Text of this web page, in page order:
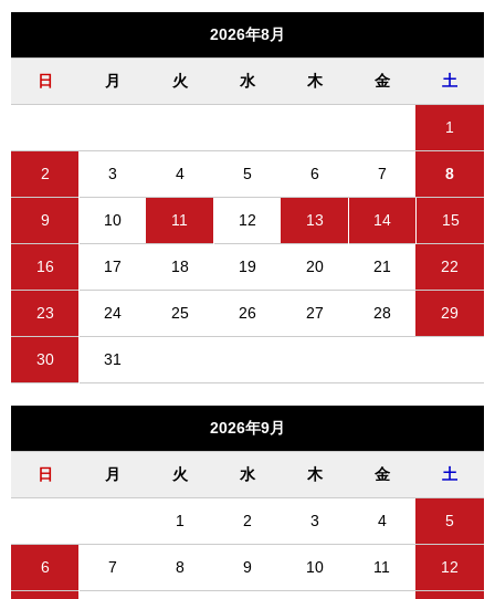
2026年8月
日 月 火 水 木 金 土
1
2 3 4 5 6 7 8
9 10 11 12 13 14 15
16 17 18 19 20 21 22
23 24 25 26 27 28 29
30 31
2026年9月
日 月 火 水 木 金 土
1 2 3 4 5
6 7 8 9 10 11 12